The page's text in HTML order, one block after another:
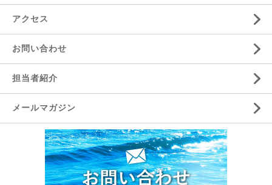
アクセス
お問い合わせ
担当者紹介
メールマガジン